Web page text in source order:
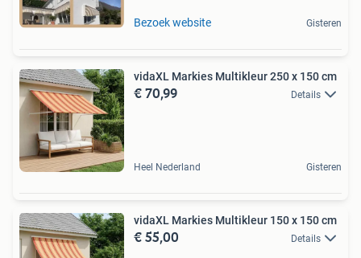
Bezoek website Gisteren
vidaXL Markies Multikleur 250 x 150 cm
€ 70,99 Details
Heel Nederland Gisteren
vidaXL Markies Multikleur 150 x 150 cm
€ 55,00 Details